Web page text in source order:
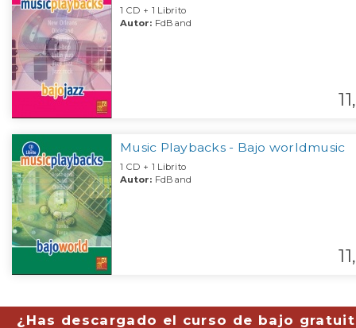
1 CD + 1 Librito
Autor: FdBand
11,
Music Playbacks - Bajo worldmusic
1 CD + 1 Librito
Autor: FdBand
11,
¿Has descargado el curso de bajo